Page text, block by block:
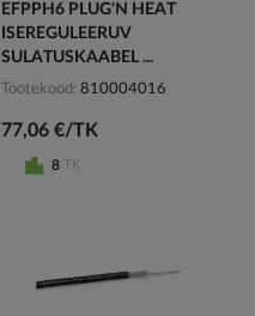
EFPPH6 PLUG'N HEAT
ISEREGULEERUV
SULATUSKAABEL ...
Tootekood 810004016
77,06 €/TK
8 TK